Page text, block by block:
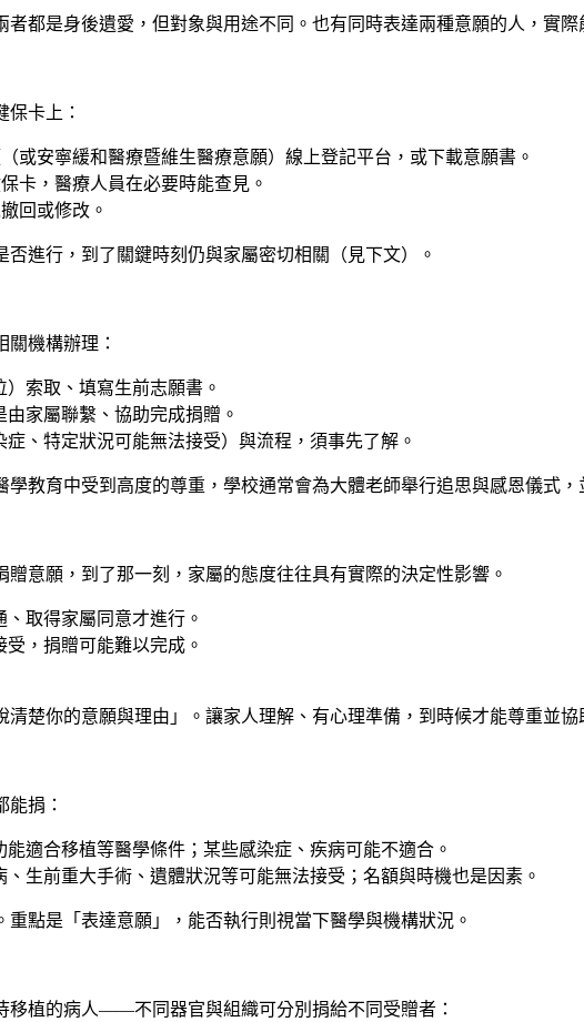
者都是身後遺愛，但對象與用途不同。也有同時表達兩種意願的人，實
保卡上：
或安寧緩和醫療暨維生醫療意願）線上登記平台，或下載意願書。
卡，醫療人員在必要時能查見。
回或修改。
進行，到了關鍵時刻仍與家屬密切相關（見下文）。
關機構辦理：
）索取、填寫生前志願書 。
由家屬聯繫、協助完成捐贈。
、特定狀況可能無法接受）與流程，須事先了解。
教育中受到高度的尊重，學校通常會為大體老師舉行追思與感恩儀式
贈意願，到了那一刻，家屬的態度往往具有實際的決定性影響。
取得家屬同意才進行。
，捐贈可能難以完成。
楚你的意願與理由」 。讓家人理解、有心理準備，到時候才能尊重並
能捐：
能適合移植等醫學條件；某些感染症、疾病可能不適合。
、生前重大手術、遺體狀況等可能無法接受；名額與時機也是因素。
點是「表達意願」，能否執行則視當下醫學與機構狀況。
移植的病人——不同器官與組織可分別捐給不同受贈者：